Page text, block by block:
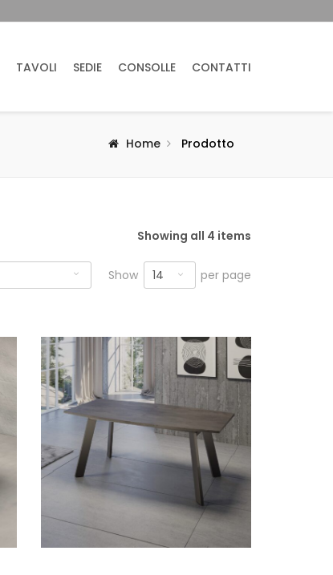
TAVOLI SEDIE CONSOLLE CONTATTI
Home Prodotto
Showing all 4 items
Show 14 per page